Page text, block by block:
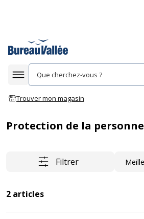
Afficher la navigation
Trouver mon magasin
Protection de la personne
Filtrer Trier
2 articles